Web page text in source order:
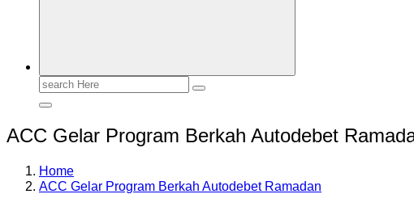
Search
ACC Gelar Program Berkah Autodebet
Home
ACC Gelar Program Berkah Autodebet Ramadan